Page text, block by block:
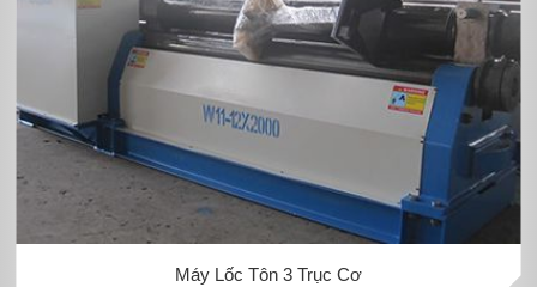
Máy Lốc Tôn 3 Trục Cơ